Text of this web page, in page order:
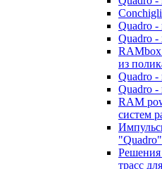
Quadro
Quadro
RAMbox
из
Quadro
Quadro
RAM
систем
"Quadro"
трасс